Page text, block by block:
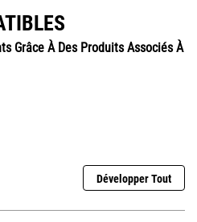
Grâce À Des Produits Associés À
Développer Tout